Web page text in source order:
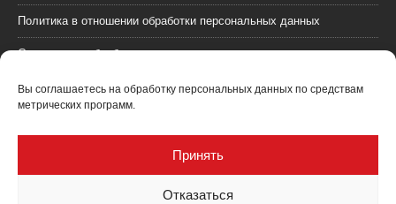
Вы соглашаетесь на обработку персональных данных по средствам
метрических программ.
Принять
Отказаться
Политика в отношении обработки персональных данных
Согласие на обработку персональных данных
Пользовательское соглашение (оферта)